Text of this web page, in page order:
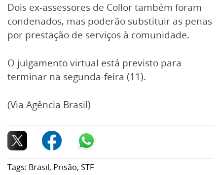
Dois ex-assessores de Collor também foram
condenados, mas poderão substituir as penas
por prestação de serviços à comunidade.
O julgamento virtual está previsto para
terminar na segunda-feira (11).
(Via Agência Brasil)
Tags: Brasil, Prisão, STF